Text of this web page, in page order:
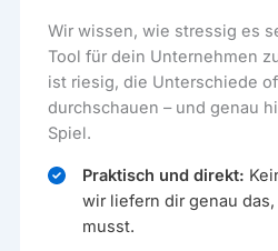
Wir wissen, wie stressig es
Tool für dein Unternehmen
ist riesig, die Unterschiede
durchschauen – und genau
Spiel.
Praktisch und direkt:
wir liefern dir genau
musst.